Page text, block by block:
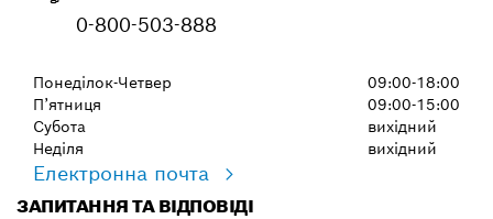
0-800-503-888
Понеділок-Четвер
П’ятниця
Субота
Неділя
09:00-18:00
09:00-15:00
вихідний
вихідний
Електронна почта
ЗАПИТАННЯ ТА ВІДПОВІДІ